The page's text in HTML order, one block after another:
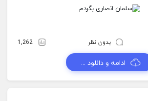
بدون نظر 1,262
ادامه و دانلود ...